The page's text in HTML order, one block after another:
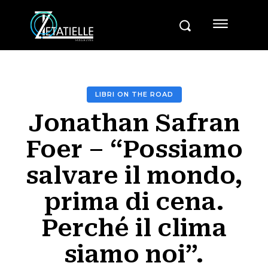
LIBRI ON THE ROAD
Jonathan Safran
Foer – “Possiamo
salvare il mondo,
prima di cena.
Perché il clima
siamo noi”.